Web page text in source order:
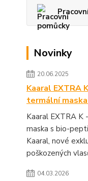
Novinky
20.06.2025
Kaaral EXTRA
termální
Kaaral EXTRA
maska s bio-
Kaaral, nové
poškozených
04.03.2026